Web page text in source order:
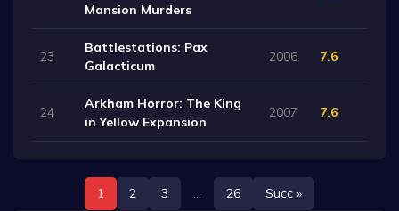
Mansion Murders
23
Battlestations: Pax
Galacticum
2006 7.6
24
Arkham Horror: The King
in Yellow Expansion
2007 7.6
1 2 3 26 Succ »